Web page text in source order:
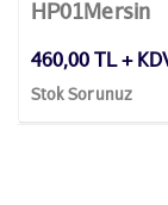
HP01Mersin
460,00 TL +
Stok Sorunuz